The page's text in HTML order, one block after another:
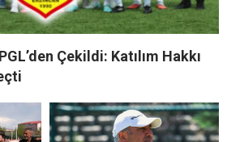
Çekildi: Katılım Hakkı